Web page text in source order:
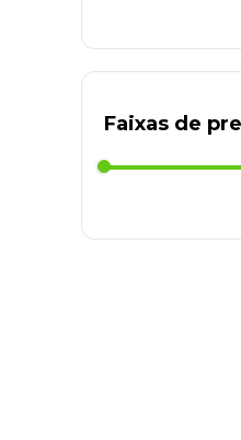
Faixas de